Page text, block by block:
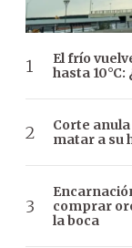
El frío
hasta
Corte
matar a su
comprar
la boca